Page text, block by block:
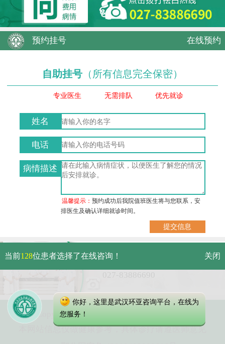
预约挂号 在线预约
自助挂号 （所有信息完全保密）
专业医生 无需排队 优先就诊
姓名
电话
病情描述
温馨提示：预约成功后我院值班医生将与您联系，安
排医生及确认详细就诊时间。
武汉市硚口区解放大道479号
免费电话：
Copyright 2025 武汉环亚中医白癜风医院
本网站信息仅做健康参考，具体诊疗请遵医师意见
当前128位患者选择了在线咨询！ 关闭
你好，这里是武汉环亚咨询平台，在线为
您服务！